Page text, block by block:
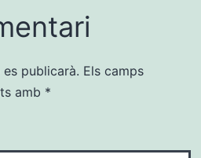
publicarà. Els camps
amb *